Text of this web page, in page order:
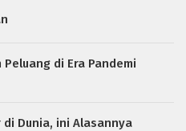
di Era Pandemi
Dunia, ini Alasannya